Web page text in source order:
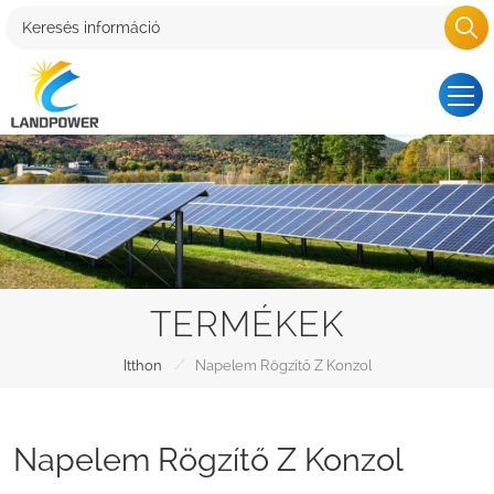
TERMÉKEK
Itthon / Napelem Rögzítő Z Konzol
Napelem Rögzítő Z Konzol